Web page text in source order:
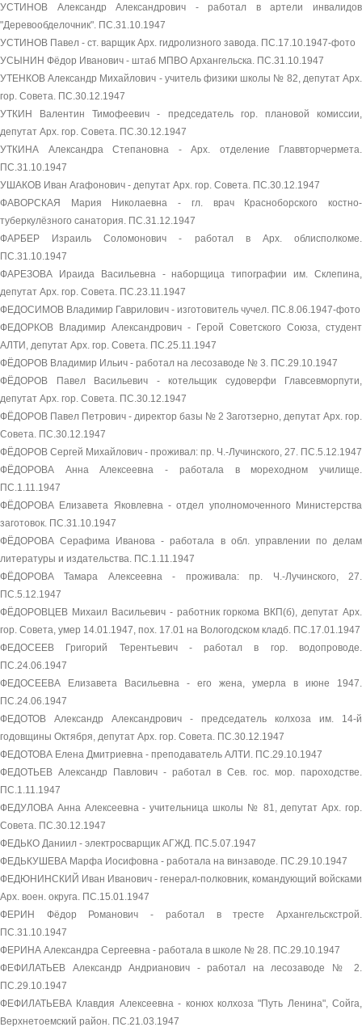
УСТИНОВ Александр Александрович - работал в артели инвалидов
"Деревообделочник". ПС.31.10.1947
УСТИНОВ Павел - ст. варщик Арх. гидролизного завода. ПС.17.10.1947-фото
УСЫНИН Фёдор Иванович - штаб МПВО Архангельска. ПС.31.10.1947
УТЕНКОВ Александр Михайлович - учитель физики школы № 82, депутат Арх.
гор. Совета. ПС.30.12.1947
УТКИН Валентин Тимофеевич - председатель гор. плановой комиссии,
депутат Арх. гор. Совета. ПС.30.12.1947
УТКИНА Александра Степановна - Арх. отделение Главвторчермета.
ПС.31.10.1947
УШАКОВ Иван Агафонович - депутат Арх. гор. Совета. ПС.30.12.1947
ФАВОРСКАЯ Мария Николаевна - гл. врач Красноборского костно-
туберкулёзного санатория. ПС.31.12.1947
ФАРБЕР Израиль Соломонович - работал в Арх. облисполкоме.
ПС.31.10.1947
ФАРЕЗОВА Ираида Васильевна - наборщица типографии им. Склепина,
депутат Арх. гор. Совета. ПС.23.11.1947
ФЕДОСИМОВ Владимир Гаврилович - изготовитель чучел. ПС.8.06.1947-фото
ФЕДОРКОВ Владимир Александрович - Герой Советского Союза, студент
АЛТИ, депутат Арх. гор. Совета. ПС.25.11.1947
ФЁДОРОВ Владимир Ильич - работал на лесозаводе № 3. ПС.29.10.1947
ФЁДОРОВ Павел Васильевич - котельщик судоверфи Главсевморпути,
депутат Арх. гор. Совета. ПС.30.12.1947
ФЁДОРОВ Павел Петрович - директор базы № 2 Заготзерно, депутат Арх. гор.
Совета. ПС.30.12.1947
ФЁДОРОВ Сергей Михайлович - проживал: пр. Ч.-Лучинского, 27. ПС.5.12.1947
ФЁДОРОВА Анна Алексеевна - работала в мореходном училище.
ПС.1.11.1947
ФЁДОРОВА Елизавета Яковлевна - отдел уполномоченного Министерства
заготовок. ПС.31.10.1947
ФЁДОРОВА Серафима Иванова - работала в обл. управлении по делам
литературы и издательства. ПС.1.11.1947
ФЁДОРОВА Тамара Алексеевна - проживала: пр. Ч.-Лучинского, 27.
ПС.5.12.1947
ФЁДОРОВЦЕВ Михаил Васильевич - работник горкома ВКП(б), депутат Арх.
гор. Совета, умер 14.01.1947, пох. 17.01 на Вологодском кладб. ПС.17.01.1947
ФЕДОСЕЕВ Григорий Терентьевич - работал в гор. водопроводе.
ПС.24.06.1947
ФЕДОСЕЕВА Елизавета Васильевна - его жена, умерла в июне 1947.
ПС.24.06.1947
ФЕДОТОВ Александр Александрович - председатель колхоза им. 14-й
годовщины Октября, депутат Арх. гор. Совета. ПС.30.12.1947
ФЕДОТОВА Елена Дмитриевна - преподаватель АЛТИ. ПС.29.10.1947
ФЕДОТЬЕВ Александр Павлович - работал в Сев. гос. мор. пароходстве.
ПС.1.11.1947
ФЕДУЛОВА Анна Алексеевна - учительница школы № 81, депутат Арх. гор.
Совета. ПС.30.12.1947
ФЕДЬКО Даниил - электросварщик АГЖД. ПС.5.07.1947
ФЕДЬКУШЕВА Марфа Иосифовна - работала на винзаводе. ПС.29.10.1947
ФЕДЮНИНСКИЙ Иван Иванович - генерал-полковник, командующий войсками
Арх. воен. округа. ПС.15.01.1947
ФЕРИН Фёдор Романович - работал в тресте Архангельскстрой.
ПС.31.10.1947
ФЕРИНА Александра Сергеевна - работала в школе № 28. ПС.29.10.1947
ФЕФИЛАТЬЕВ Александр Андрианович - работал на лесозаводе № 2.
ПС.29.10.1947
ФЕФИЛАТЬЕВА Клавдия Алексеевна - конюх колхоза "Путь Ленина", Сойга,
Верхнетоемский район. ПС.21.03.1947